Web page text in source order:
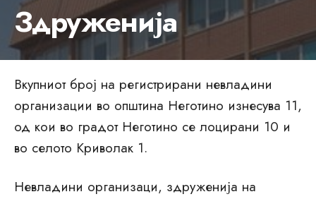
Здруженија
Вкупниот број на регистрирани невладини
организации во општина Неготино изнесува 11,
од кои во градот Неготино се лоцирани 10 и
во селото Криволак 1.
Невладини организаци, здруженија на